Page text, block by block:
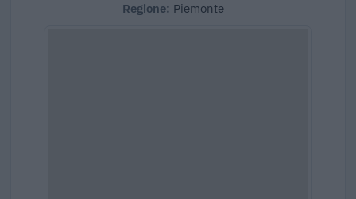
Regione: Piemonte